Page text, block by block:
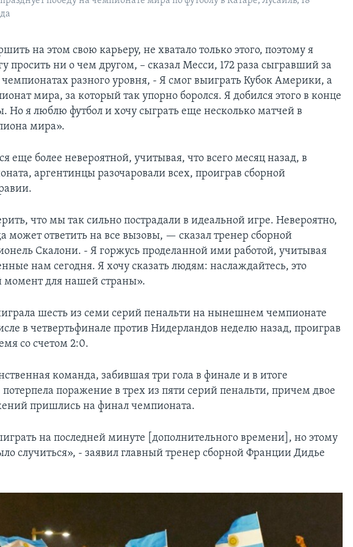
на этом свою карьеру, не хватало только этого, поэтому я
просить ни о чем другом, – сказал Месси, 172 раза сыгравший за
чемпионатах разного уровня, - Я смог выиграть Кубок Америки, а
мира, за который так упорно боролся. Я добился этого в конце
Но я люблю футбол и хочу сыграть еще несколько матчей в
мира».
еще более невероятной, учитывая, что всего месяц назад, в
аргентинцы разочаровали всех, проиграв сборной
что мы так сильно пострадали в идеальной игре. Невероятно,
может ответить на все вызовы, — сказал тренер сборной
Скалони. - Я горжусь проделанной ими работой, учитывая
нам сегодня. Я хочу сказать людям: наслаждайтесь, это
момент для нашей страны».
шесть из семи серий пенальти на нынешнем чемпионате
в четвертьфинале против Нидерландов неделю назад, проиграв
со счетом 2:0.
команда, забившая три гола в финале и в итоге
поражение в трех из пяти серий пенальти, причем двое
пришлись на финал чемпионата.
на последней минуте [дополнительного времени], но этому
случиться», - заявил главный тренер сборной Франции Дидье